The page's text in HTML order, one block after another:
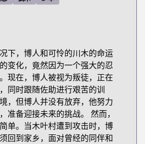
下，博人和可怜的川木的命运
变化，竟然因为一个强大的忍
现在，博人被视为叛徒，正在
同时跟随佐助进行艰苦的训
，但博人并没有放弃，他努力
准备迎接未来的挑战。 然而，
单。当木叶村遭到攻击时，博
回到家乡，面对曾经的同伴和